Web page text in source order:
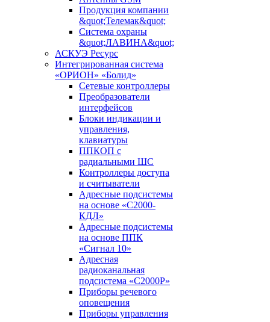
Продукция компании
&quot;Телемак&quot;
Система охраны
&quot;ЛАВИНА&quot;
АСКУЭ Ресурс
Интегрированная система
«ОРИОН» «Болид»
Сетевые контроллеры
Преобразователи
интерфейсов
Блоки индикации и
управления,
клавиатуры
ППКОП с
радиальными ШС
Контроллеры доступа
и считыватели
Адресные подсистемы
на основе «С2000-
КДЛ»
Адресные подсистемы
на основе ППК
«Сигнал 10»
Адресная
радиоканальная
подсистема «С2000Р»
Приборы речевого
оповещения
Приборы управления